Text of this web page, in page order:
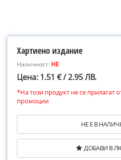
Хартиено издание
Наличност: НЕ
Цена: 1.51 € / 2.95 ЛВ.
*На този продукт не се прилагат
промоции
НЕ Е В
ДОБАВИ В